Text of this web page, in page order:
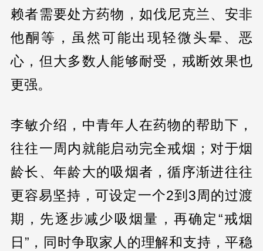
赖者需要处方药物，如伐尼克兰、安非
他酮等，虽然可能出现轻微头晕、恶
心，但大多数人能够耐受，戒断效果也
更强。
李敏介绍，中青年人在药物的帮助下，
往往一周内就能启动完全戒烟；对于烟
龄长、年龄大的吸烟者，循序渐进往往
更容易坚持，可设定一个2到3周的过渡
期，先逐步减少吸烟量，再确定“戒烟
日”，同时争取家人的理解和支持，平稳